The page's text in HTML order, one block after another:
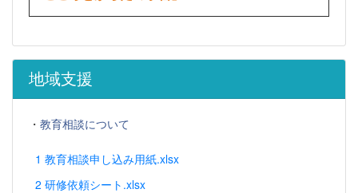
地域支援
・ 教育相談について
1 教育相談申し込み用紙.xlsx
2 研修依頼シート.xlsx